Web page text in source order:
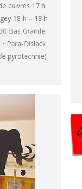
cuivres 17 h
18 h – 18 h
Bas Grande
Para-Disiack
pyrotechnie)